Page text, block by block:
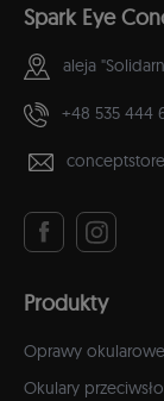
Spark Eye
aleja
+48 535 444
Produkty
Oprawy okularowe
Okulary